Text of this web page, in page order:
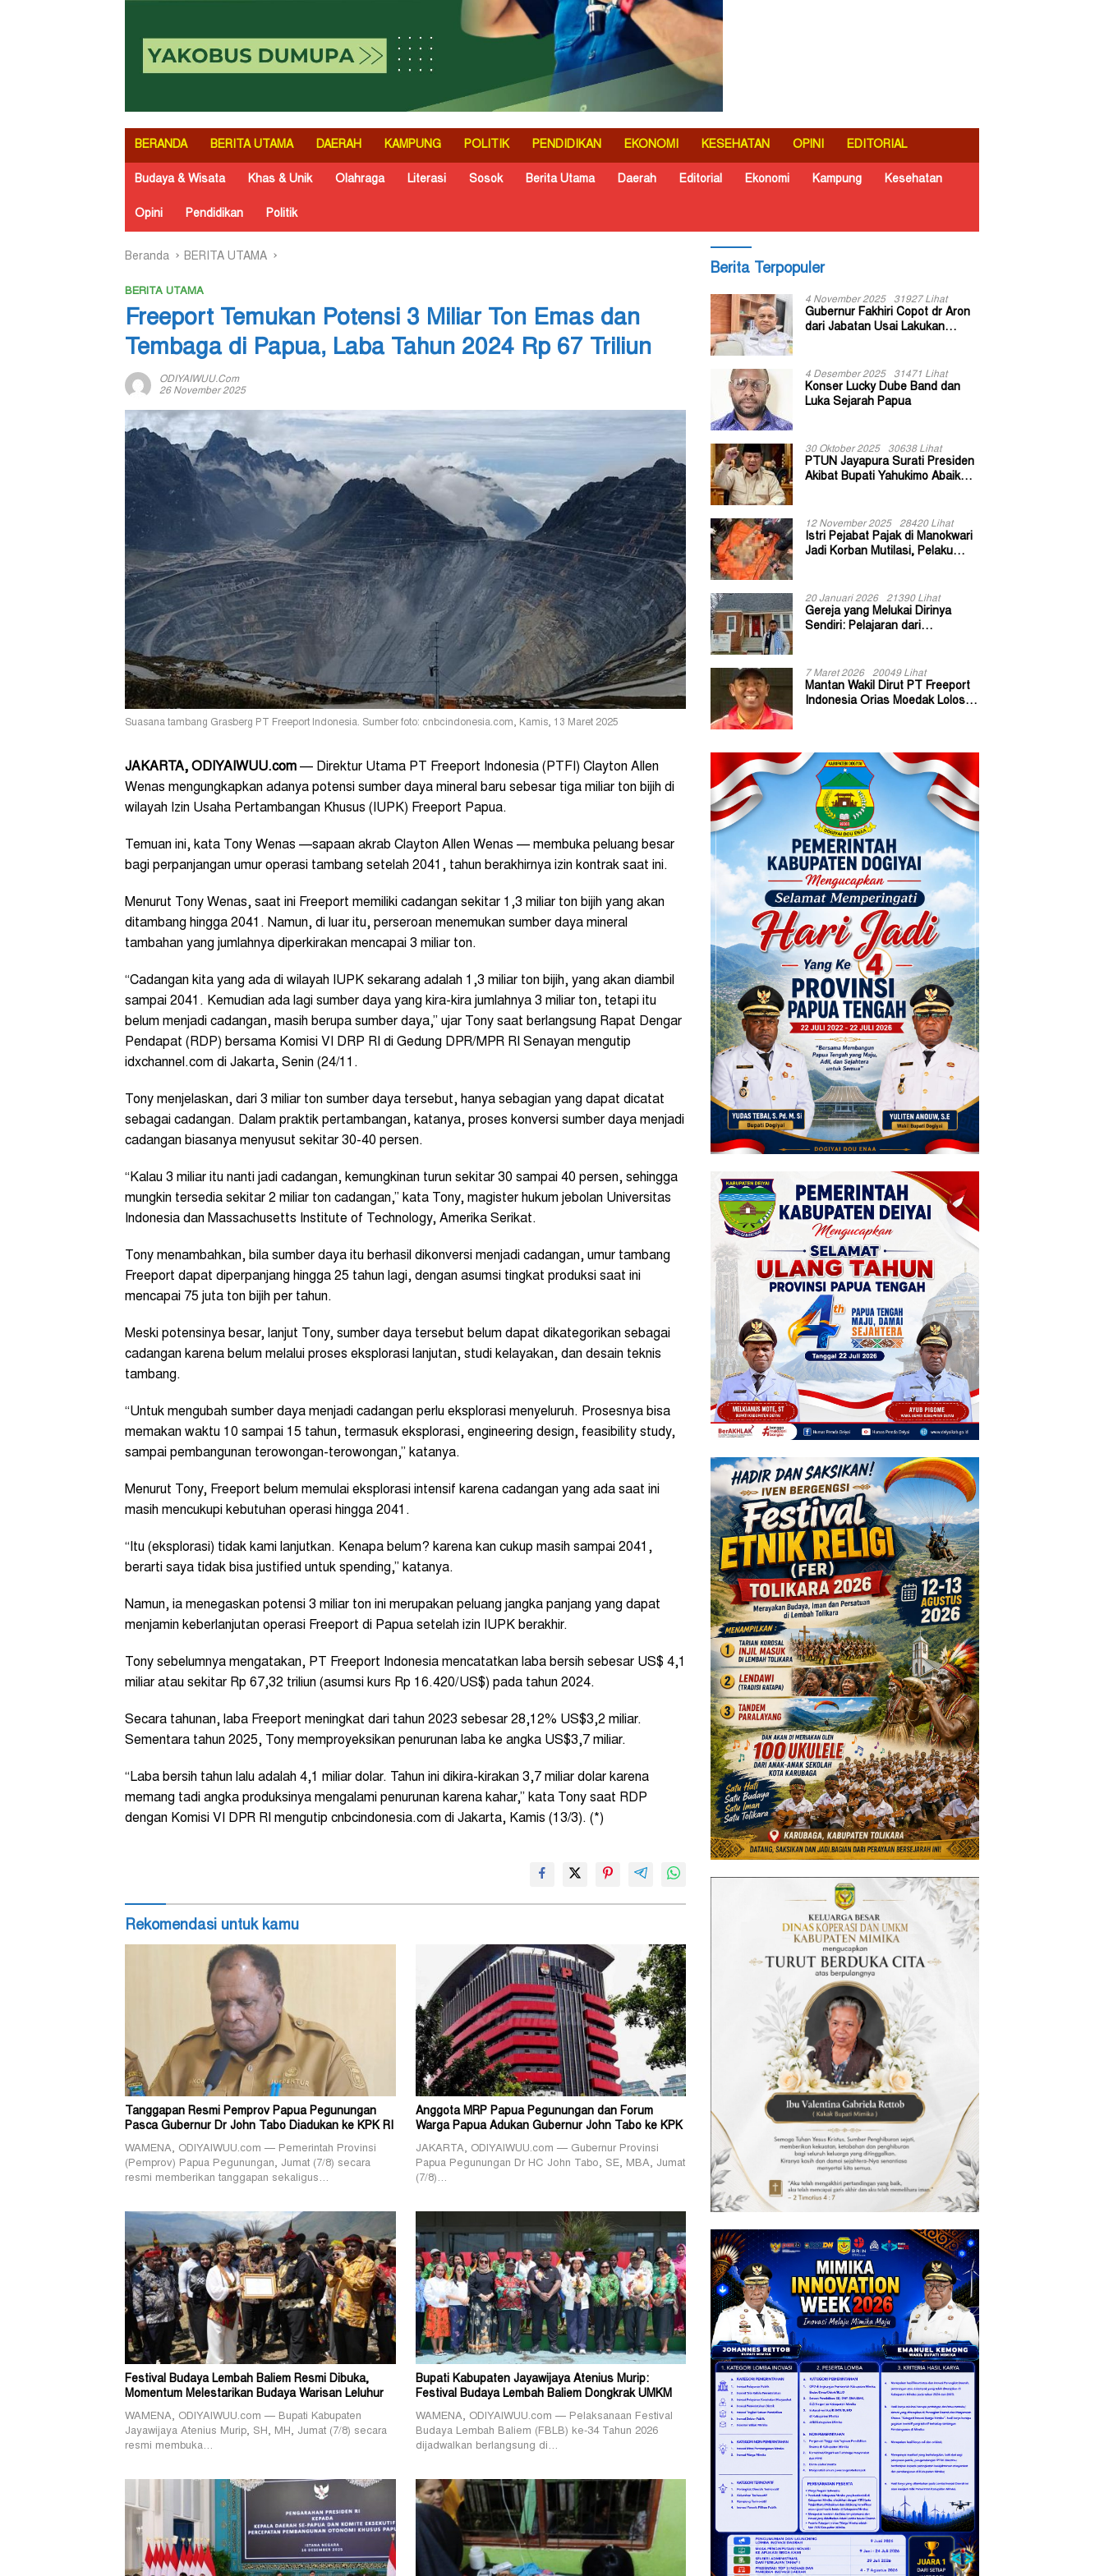
BERANDA BERITA UTAMA DAERAH KAMPUNG POLITIK PENDIDIKAN EKONOMI KESEHATAN OPINI EDITORIAL
Budaya & Wisata Khas & Unik Olahraga Literasi Sosok Berita Utama Daerah Editorial Ekonomi Kampung Kesehatan
Opini Pendidikan Politik
Beranda BERITA UTAMA
BERITA UTAMA
Freeport Temukan Potensi 3 Miliar Ton Emas dan
Tembaga di Papua, Laba Tahun 2024 Rp 67 Triliun
ODIYAIWUU.com
26 November 2025
Suasana tambang Grasberg PT Freeport Indonesia. Sumber foto: cnbcindonesia.com, Kamis, 13 Maret 2025
JAKARTA, ODIYAIWUU.com — Direktur Utama PT Freeport Indonesia (PTFI) Clayton Allen
Wenas mengungkapkan adanya potensi sumber daya mineral baru sebesar tiga miliar ton bijih di
wilayah Izin Usaha Pertambangan Khusus (IUPK) Freeport Papua.
Temuan ini, kata Tony Wenas —sapaan akrab Clayton Allen Wenas — membuka peluang besar
bagi perpanjangan umur operasi tambang setelah 2041, tahun berakhirnya izin kontrak saat ini.
Menurut Tony Wenas, saat ini Freeport memiliki cadangan sekitar 1,3 miliar ton bijih yang akan
ditambang hingga 2041. Namun, di luar itu, perseroan menemukan sumber daya mineral
tambahan yang jumlahnya diperkirakan mencapai 3 miliar ton.
“Cadangan kita yang ada di wilayah IUPK sekarang adalah 1,3 miliar ton bijih, yang akan diambil
sampai 2041. Kemudian ada lagi sumber daya yang kira-kira jumlahnya 3 miliar ton, tetapi itu
belum menjadi cadangan, masih berupa sumber daya,” ujar Tony saat berlangsung Rapat Dengar
Pendapat (RDP) bersama Komisi VI DRP RI di Gedung DPR/MPR RI Senayan mengutip
idxchannel.com di Jakarta, Senin (24/11.
Tony menjelaskan, dari 3 miliar ton sumber daya tersebut, hanya sebagian yang dapat dicatat
sebagai cadangan. Dalam praktik pertambangan, katanya, proses konversi sumber daya menjadi
cadangan biasanya menyusut sekitar 30-40 persen.
“Kalau 3 miliar itu nanti jadi cadangan, kemungkinan turun sekitar 30 sampai 40 persen, sehingga
mungkin tersedia sekitar 2 miliar ton cadangan,” kata Tony, magister hukum jebolan Universitas
Indonesia dan Massachusetts Institute of Technology, Amerika Serikat.
Tony menambahkan, bila sumber daya itu berhasil dikonversi menjadi cadangan, umur tambang
Freeport dapat diperpanjang hingga 25 tahun lagi, dengan asumsi tingkat produksi saat ini
mencapai 75 juta ton bijih per tahun.
Meski potensinya besar, lanjut Tony, sumber daya tersebut belum dapat dikategorikan sebagai
cadangan karena belum melalui proses eksplorasi lanjutan, studi kelayakan, dan desain teknis
tambang.
“Untuk mengubah sumber daya menjadi cadangan perlu eksplorasi menyeluruh. Prosesnya bisa
memakan waktu 10 sampai 15 tahun, termasuk eksplorasi, engineering design, feasibility study,
sampai pembangunan terowongan-terowongan,” katanya.
Menurut Tony, Freeport belum memulai eksplorasi intensif karena cadangan yang ada saat ini
masih mencukupi kebutuhan operasi hingga 2041.
“Itu (eksplorasi) tidak kami lanjutkan. Kenapa belum? karena kan cukup masih sampai 2041,
berarti saya tidak bisa justified untuk spending,” katanya.
Namun, ia menegaskan potensi 3 miliar ton ini merupakan peluang jangka panjang yang dapat
menjamin keberlanjutan operasi Freeport di Papua setelah izin IUPK berakhir.
Tony sebelumnya mengatakan, PT Freeport Indonesia mencatatkan laba bersih sebesar US$ 4,1
miliar atau sekitar Rp 67,32 triliun (asumsi kurs Rp 16.420/US$) pada tahun 2024.
Secara tahunan, laba Freeport meningkat dari tahun 2023 sebesar 28,12% US$3,2 miliar.
Sementara tahun 2025, Tony memproyeksikan penurunan laba ke angka US$3,7 miliar.
“Laba bersih tahun lalu adalah 4,1 miliar dolar. Tahun ini dikira-kirakan 3,7 miliar dolar karena
memang tadi angka produksinya mengalami penurunan karena kahar,” kata Tony saat RDP
dengan Komisi VI DPR RI mengutip cnbcindonesia.com di Jakarta, Kamis (13/3). (*)
Rekomendasi untuk kamu
Tanggapan Resmi Pemprov Papua Pegunungan
Pasca Gubernur Dr John Tabo Diadukan ke KPK RI
WAMENA, ODIYAIWUU.com — Pemerintah Provinsi
(Pemprov) Papua Pegunungan, Jumat (7/8) secara
resmi memberikan tanggapan sekaligus…
Anggota MRP Papua Pegunungan dan Forum
Warga Papua Adukan Gubernur John Tabo ke KPK
JAKARTA, ODIYAIWUU.com — Gubernur Provinsi
Papua Pegunungan Dr HC John Tabo, SE, MBA, Jumat
(7/8)…
Festival Budaya Lembah Baliem Resmi Dibuka,
Momentum Melestarikan Budaya Warisan Leluhur
WAMENA, ODIYAIWUU.com — Bupati Kabupaten
Jayawijaya Atenius Murip, SH, MH, Jumat (7/8) secara
resmi membuka…
Bupati Kabupaten Jayawijaya Atenius Murip:
Festival Budaya Lembah Baliem Dongkrak UMKM
WAMENA, ODIYAIWUU.com — Pelaksanaan Festival
Budaya Lembah Baliem (FBLB) ke-34 Tahun 2026
dijadwalkan berlangsung di…
Berita Terpopuler
4 November 2025 31927 Lihat
Gubernur Fakhiri Copot dr Aron
dari Jabatan Usai Lakukan
4 Desember 2025 31471 Lihat
Konser Lucky Dube Band dan
Luka Sejarah Papua
30 Oktober 2025 30638 Lihat
PTUN Jayapura Surati Presiden
Akibat Bupati Yahukimo Abaikan
12 November 2025 28420 Lihat
Istri Pejabat Pajak di Manokwari
Jadi Korban Mutilasi, Pelaku
20 Januari 2026 21390 Lihat
Gereja yang Melukai Dirinya
Sendiri: Pelajaran dari
7 Maret 2026 20049 Lihat
Mantan Wakil Dirut PT Freeport
Indonesia Orias Moedak Lolos